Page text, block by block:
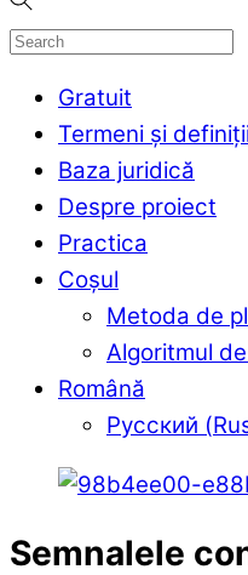
Gratuit
Termeni și
Baza juridică
Despre proiect
Practica
Coșul
Metoda de
Algoritmul
Română
Русский (
Semnalele